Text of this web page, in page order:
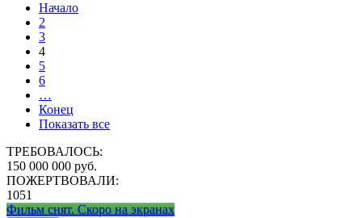
Начало
2
3
4
5
6
…
Конец
Показать все
ТРЕБОВАЛОСЬ:
150 000 000 руб.
ПОЖЕРТВОВАЛИ:
1051
Фильм снят. Скоро на экранах